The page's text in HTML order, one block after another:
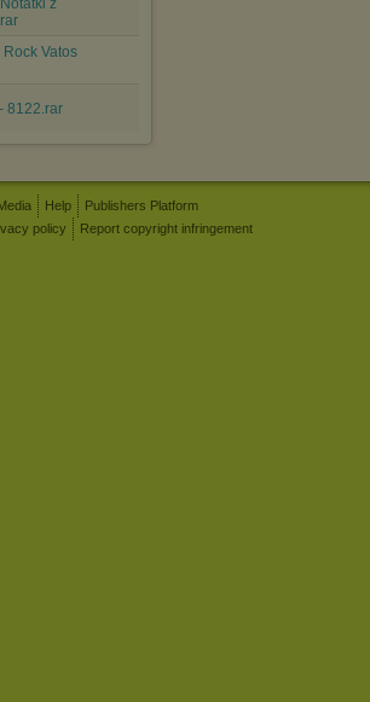
z
Rock Vatos
8122.rar
Help
Publishers Platform
policy Report copyright infringement